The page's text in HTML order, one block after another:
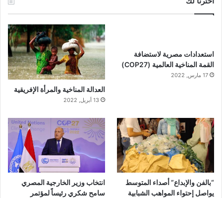
استعدادات مصرية لاستضافة
القمة المناخية العالمية (COP27)
17 مارس, 2022
العدالة المناخية والمرأة الإفريقية
13 أبريل, 2022
“بالفن والإبداع” أصداء المتوسط
يواصل إحتواء المواهب الشبابية
انتخاب وزير الخارجية المصري
سامح شكري رئيساً لمؤتمر